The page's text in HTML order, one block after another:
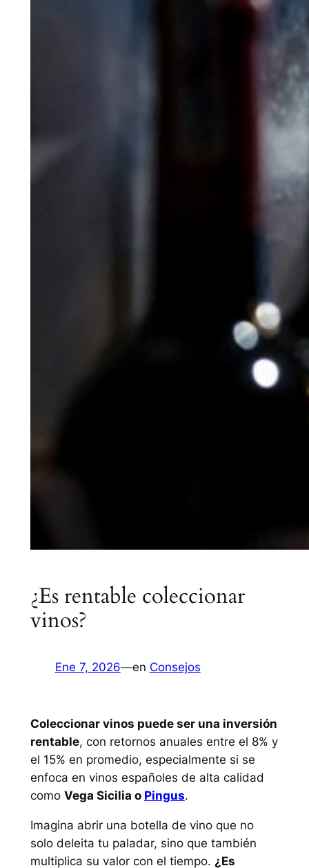
¿Es rentable coleccionar
vinos?
Ene 7, 2026—en Consejos
Coleccionar vinos puede ser una inversión
rentable, con retornos anuales entre el 8% y
el 15% en promedio, especialmente si se
enfoca en vinos españoles de alta calidad
como Vega Sicilia o Pingus.
Imagina abrir una botella de vino que no
solo deleita tu paladar, sino que también
multiplica su valor con el tiempo. ¿Es